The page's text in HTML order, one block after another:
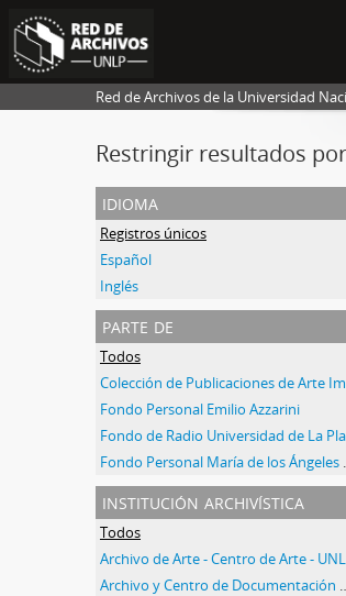
Red de Archivos de la Universidad
Restringir resultados
idioma
Registros únicos
Español
Inglés
parte de
Todos
Fondo Personal Emilio Azzarini
Fondo
institución archivística
Todos
Archivo de Arte - Centro de Arte -
Archivo y Centro de